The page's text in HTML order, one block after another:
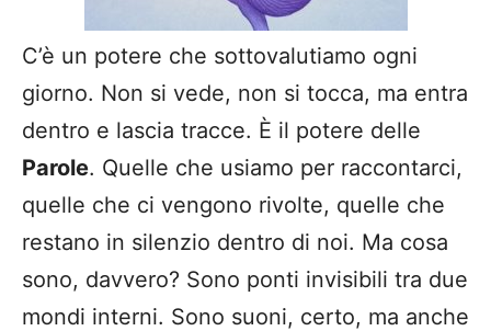
C’è un potere che sottovalutiamo ogni
giorno. Non si vede, non si tocca, ma entra
dentro e lascia tracce. È il potere delle
Parole. Quelle che usiamo per raccontarci,
quelle che ci vengono rivolte, quelle che
restano in silenzio dentro di noi. Ma cosa
sono, davvero? Sono ponti invisibili tra due
mondi interni. Sono suoni, certo, ma anche